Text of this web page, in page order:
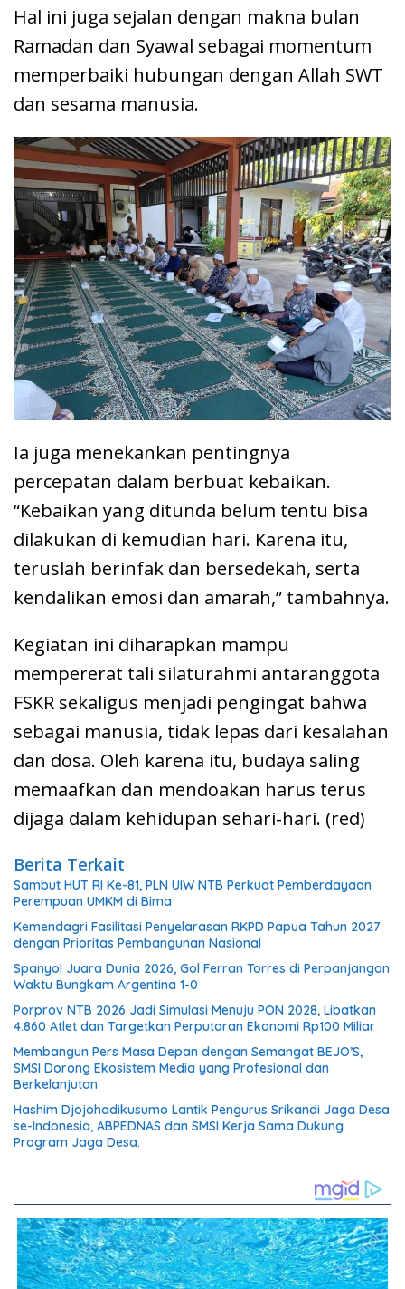
Hal ini juga sejalan dengan makna bulan
Ramadan dan Syawal sebagai momentum
memperbaiki hubungan dengan Allah SWT
dan sesama manusia.
Ia juga menekankan pentingnya
percepatan dalam berbuat kebaikan.
“Kebaikan yang ditunda belum tentu bisa
dilakukan di kemudian hari. Karena itu,
teruslah berinfak dan bersedekah, serta
kendalikan emosi dan amarah,” tambahnya.
Kegiatan ini diharapkan mampu
mempererat tali silaturahmi antaranggota
FSKR sekaligus menjadi pengingat bahwa
sebagai manusia, tidak lepas dari kesalahan
dan dosa. Oleh karena itu, budaya saling
memaafkan dan mendoakan harus terus
dijaga dalam kehidupan sehari-hari. (red)
Berita Terkait
Sambut HUT RI Ke-81, PLN UIW NTB Perkuat Pemberdayaan
Perempuan UMKM di Bima
Kemendagri Fasilitasi Penyelarasan RKPD Papua Tahun 2027
dengan Prioritas Pembangunan Nasional
Spanyol Juara Dunia 2026, Gol Ferran Torres di Perpanjangan
Waktu Bungkam Argentina 1-0
Porprov NTB 2026 Jadi Simulasi Menuju PON 2028, Libatkan
4.860 Atlet dan Targetkan Perputaran Ekonomi Rp100 Miliar
Membangun Pers Masa Depan dengan Semangat BEJO’S,
SMSI Dorong Ekosistem Media yang Profesional dan
Berkelanjutan
Hashim Djojohadikusumo Lantik Pengurus Srikandi Jaga Desa
se-Indonesia, ABPEDNAS dan SMSI Kerja Sama Dukung
Program Jaga Desa.